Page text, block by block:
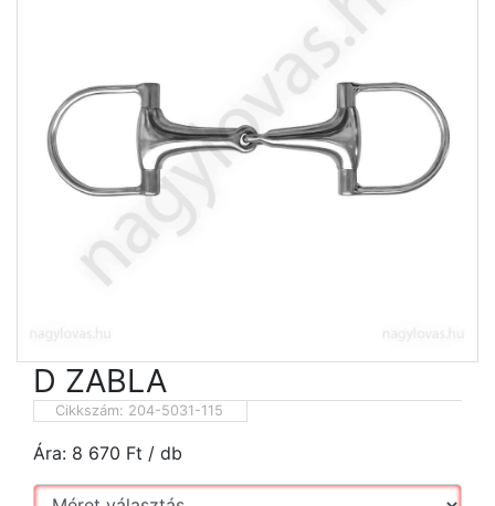
D ZABLA
Cikkszám: 204-5031-115
Ára: 8 670 Ft / db